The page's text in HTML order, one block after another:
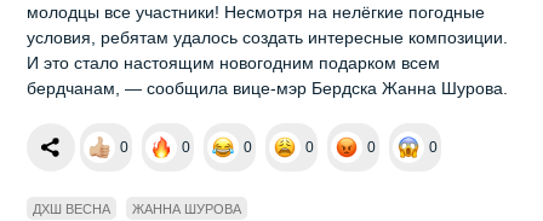
молодцы все участники! Несмотря на нелёгкие погодные
условия, ребятам удалось создать интересные композиции.
И это стало настоящим новогодним подарком всем
бердчанам, — сообщила вице-мэр Бердска Жанна Шурова.
0 0 0 0 0 0
ДХШ ВЕСНА ЖАННА ШУРОВА